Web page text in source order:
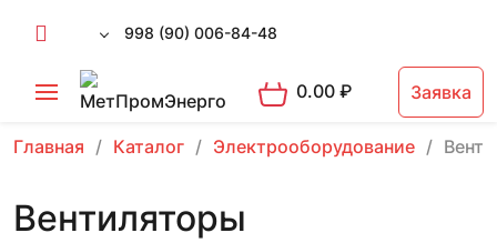
998 (90) 006-84-48
0.00₽ Заявка
Главная Каталог Электрооборудование
Вентиляторы